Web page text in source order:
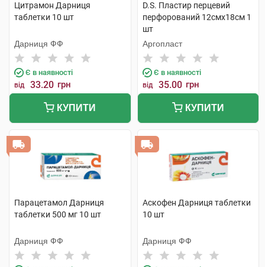
Цитрамон Дарниця
таблетки 10 шт
Дарниця ФФ
Є в наявності
від 33.20 грн
КУПИТИ
D.S. Пластир перцевий
перфорований 12смх18см 1
шт
Аргопласт
Є в наявності
від 35.00 грн
КУПИТИ
Парацетамол Дарниця
таблетки 500 мг 10 шт
Дарниця ФФ
Аскофен Дарниця таблетки
10 шт
Дарниця ФФ